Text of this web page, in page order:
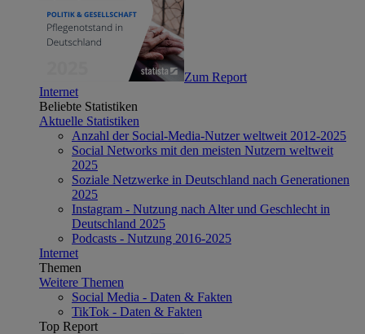
Zum Report
Internet
Beliebte Statistiken
Aktuelle Statistiken
Anzahl der Social-Media-Nutzer weltweit 2012-2025
Social Networks mit den meisten Nutzern weltweit
2025
Soziale Netzwerke in Deutschland nach Generationen
2025
Instagram - Nutzung nach Alter und Geschlecht in
Deutschland 2025
Podcasts - Nutzung 2016-2025
Internet
Themen
Weitere Themen
Social Media - Daten & Fakten
TikTok - Daten & Fakten
Top Report